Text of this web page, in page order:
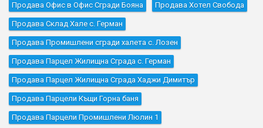
Продава Офис в Офис Сгради Бояна Продава Хотел Свобода
Продава Склад Хале с. Герман
Продава Промишлени сгради халета с. Лозен
Продава Парцел Жилищна Сграда с. Герман
Продава Парцел Жилищна Сграда Хаджи Димитър
Продава Парцели Къщи Горна баня
Продава Парцели Промишлени Люлин 1